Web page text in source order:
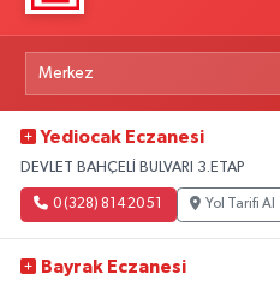
Yediocak Eczanesi
DEVLET BAHÇELİ BULVARI 3.ETAP
0 (328) 814 20 51 Yol Tarifi Al
Bayrak Eczanesi